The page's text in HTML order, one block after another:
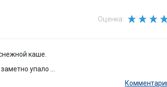
Оценка:
каше.
упало ...